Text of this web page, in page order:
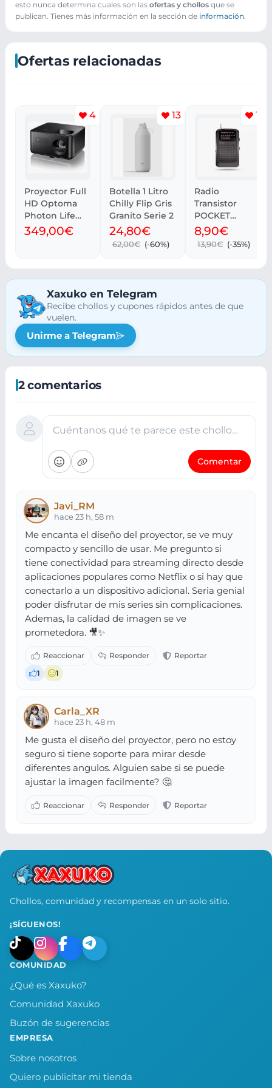
esto nunca determina cuales son las ofertas y chollos que se
publican. Tienes más información en la sección de información
Ofertas relacionadas
4
Proyector Full
HD Optoma
Photon Life
PH31, 1500
lúmenes LED
349,00€
13
Botella 1 Litro
Chilly Flip Gris
Granito Serie 2
24,80€
62,00€ (-60%)
10
Radio
Transistor
POCKET
Energy Sistem
| Recogida
gratis
8,90€
13,90€ (-35%)
Xaxuko en Telegram
Recibe chollos y cupones rápidos antes de que
vuelen.
Unirme a Telegram
2 comentarios
Cuéntanos qué te parece este chollo…
Comentar
Javi_RM
hace 23 h, 58 m
Me encanta el diseño del proyector, se ve muy
compacto y sencillo de usar. Me pregunto si
tiene conectividad para streaming directo desde
aplicaciones populares como Netflix o si hay que
conectarlo a un dispositivo adicional. Seria genial
poder disfrutar de mis series sin complicaciones.
Ademas, la calidad de imagen se ve
prometedora. 🎥✨
1 1
Carla_XR
hace 23 h, 48 m
Me gusta el diseño del proyector, pero no estoy
seguro si tiene soporte para mirar desde
diferentes angulos. Alguien sabe si se puede
ajustar la imagen facilmente? 🤔
Chollos, comunidad y recompensas en un solo sitio.
¡SÍGUENOS!
COMUNIDAD
¿Qué es Xaxuko?
Comunidad Xaxuko
Buzón de sugerencias
EMPRESA
Sobre nosotros
Quiero publicitar mi tienda